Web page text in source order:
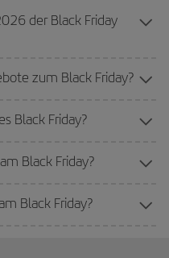
der Black Friday
zum Black Friday?
Black Friday?
Black Friday?
Black Friday?